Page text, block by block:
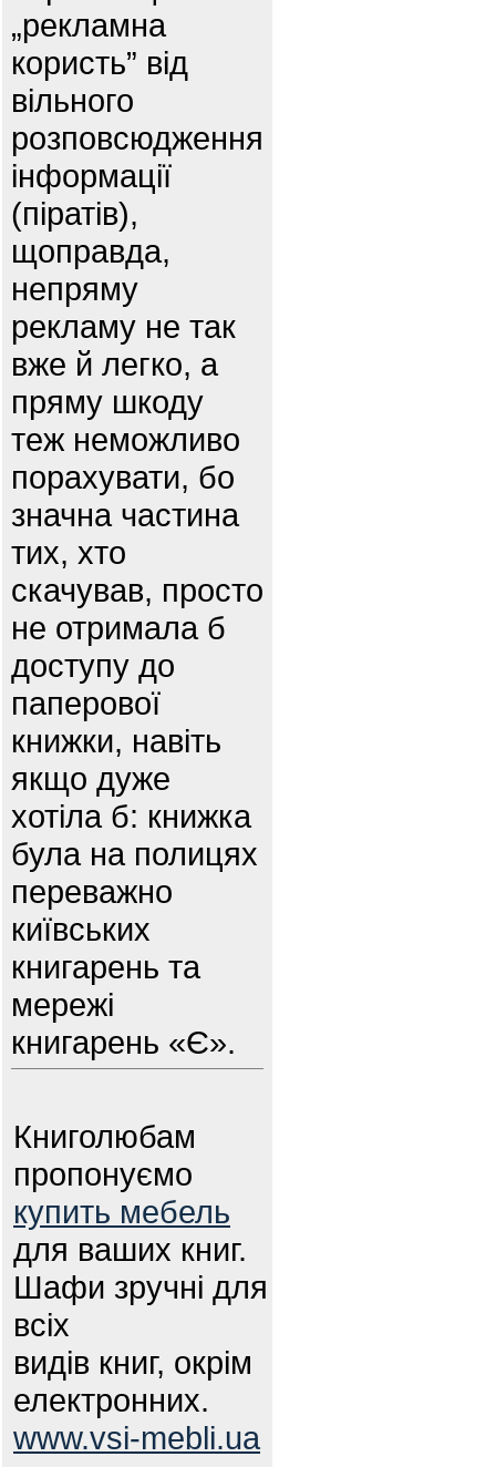
„рекламна
користь” від
вільного
розповсюдження
інформації
(піратів),
щоправда,
непряму
рекламу не так
вже й легко, а
пряму шкоду
теж неможливо
порахувати, бо
значна частина
тих, хто
скачував, просто
не отримала б
доступу до
паперової
книжки, навіть
якщо дуже
хотіла б: книжка
була на полицях
переважно
київських
книгарень та
мережі
книгарень «Є».
Книголюбам
пропонуємо
купить мебель
для ваших книг.
Шафи зручні для
всіх
видів книг, окрім
електронних.
www.vsi-mebli.ua